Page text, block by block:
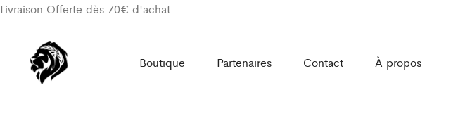
Livraison Offerte dès 70€ d'achat
Boutique Partenaires Contact À propos